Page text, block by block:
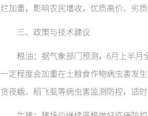
烂加重，影响农民增收，优质高价、劣质
三、政策与技术建议
粮油：据气象部门预测，6月上半月
一定程度会加重在土粮食作物病虫害发
贪夜蛾、稻飞虱等病虫害监测防控，适